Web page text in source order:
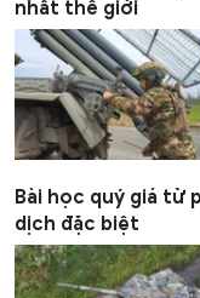
nhất thế giới
Bài học quý giá
dịch đặc biệt